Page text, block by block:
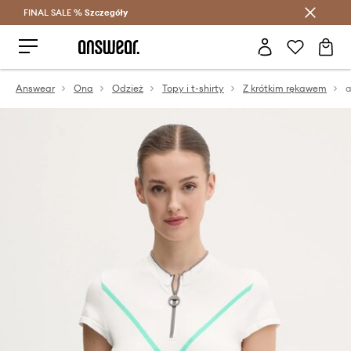
Oszczędzaj z Answear Club >
FINAL SALE % Szczegóły
Answear Ona Odzież Topy i t-shirty Z krótkim rękawem